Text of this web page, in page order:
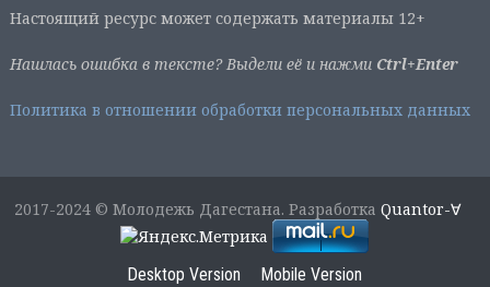
Настоящий ресурс может содержать материалы 12+
Нашлась ошибка в тексте? Выдели её и нажми Ctrl+Enter
Политика в отношении обработки персональных данных
2017-2024 © Молодежь Дагестана. РазработкаQuantor-∀
Desktop Version Mobile Version